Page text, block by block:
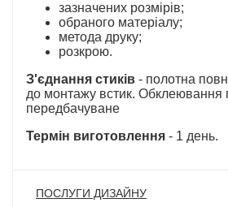
зазначених розмірів;
обраного матеріалу;
метода друку;
розкрою.
З'єднання стиків - полотна
до монтажу встик. Обклеювання
передбачуване
Термін виготовлення - 1 день.
ПОСЛУГИ ДИЗАЙНУ